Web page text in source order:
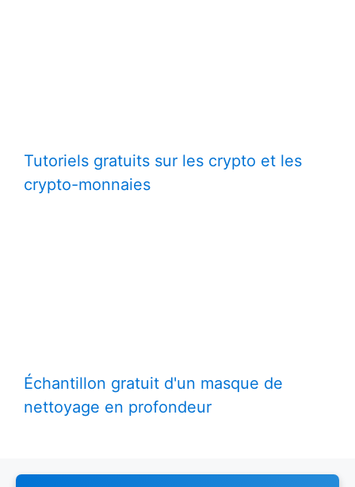
Tutoriels gratuits sur les crypto et les
crypto-monnaies
Échantillon gratuit d'un masque de
nettoyage en profondeur